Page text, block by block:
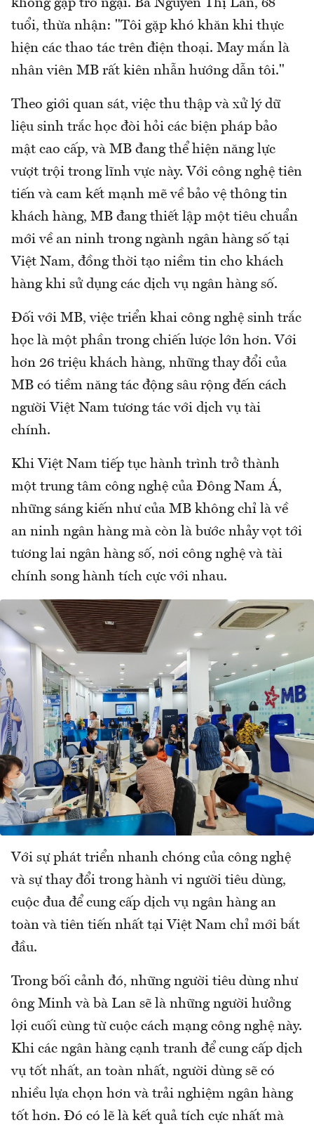
không gặp trở ngại. Bà Nguyễn Thị Lan, 68
tuổi, thừa nhận: "Tôi gặp khó khăn khi thực
hiện các thao tác trên điện thoại. May mắn là
nhân viên MB rất kiên nhẫn hướng dẫn tôi."
Theo giới quan sát, việc thu thập và xử lý dữ
liệu sinh trắc học đòi hỏi các biện pháp bảo
mật cao cấp, và MB đang thể hiện năng lực
vượt trội trong lĩnh vực này. Với công nghệ tiên
tiến và cam kết mạnh mẽ về bảo vệ thông tin
khách hàng, MB đang thiết lập một tiêu chuẩn
mới về an ninh trong ngành ngân hàng số tại
Việt Nam, đồng thời tạo niềm tin cho khách
hàng khi sử dụng các dịch vụ ngân hàng số.
Đối với MB, việc triển khai công nghệ sinh trắc
học là một phần trong chiến lược lớn hơn. Với
hơn 26 triệu khách hàng, những thay đổi của
MB có tiềm năng tác động sâu rộng đến cách
người Việt Nam tương tác với dịch vụ tài
chính.
Khi Việt Nam tiếp tục hành trình trở thành
một trung tâm công nghệ của Đông Nam Á,
những sáng kiến như của MB không chỉ là về
an ninh ngân hàng mà còn là bước nhảy vọt tới
tương lai ngân hàng số, nơi công nghệ và tài
chính song hành tích cực với nhau.
Với sự phát triển nhanh chóng của công nghệ
và sự thay đổi trong hành vi người tiêu dùng,
cuộc đua để cung cấp dịch vụ ngân hàng an
toàn và tiên tiến nhất tại Việt Nam chỉ mới bắt
đầu.
Trong bối cảnh đó, những người tiêu dùng như
ông Minh và bà Lan sẽ là những người hưởng
lợi cuối cùng từ cuộc cách mạng công nghệ này.
Khi các ngân hàng cạnh tranh để cung cấp dịch
vụ tốt nhất, an toàn nhất, người dùng sẽ có
nhiều lựa chọn hơn và trải nghiệm ngân hàng
tốt hơn. Đó có lẽ là kết quả tích cực nhất mà